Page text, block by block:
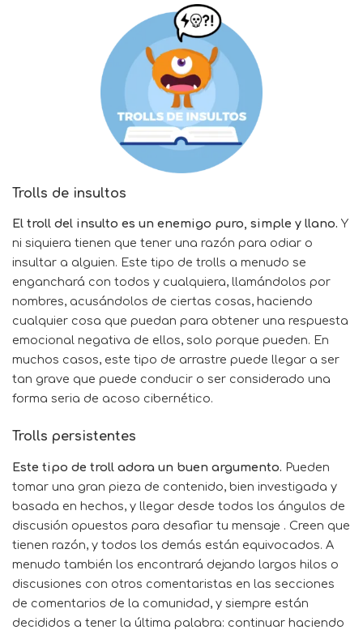
Trolls de insultos
El troll del insulto es un enemigo puro, simple y llano. Y
ni siquiera tienen que tener una razón para odiar o
insultar a alguien. Este tipo de trolls a menudo se
enganchará con todos y cualquiera, llamándolos por
nombres, acusándolos de ciertas cosas, haciendo
cualquier cosa que puedan para obtener una respuesta
emocional negativa de ellos, solo porque pueden. En
muchos casos, este tipo de arrastre puede llegar a ser
tan grave que puede conducir o ser considerado una
forma seria de acoso cibernético.
Trolls persistentes
Este tipo de troll adora un buen argumento. Pueden
tomar una gran pieza de contenido, bien investigada y
basada en hechos, y llegar desde todos los ángulos de
discusión opuestos para desafiar tu mensaje . Creen que
tienen razón, y todos los demás están equivocados. A
menudo también los encontrará dejando largos hilos o
discusiones con otros comentaristas en las secciones
de comentarios de la comunidad, y siempre están
decididos a tener la última palabra: continuar haciendo